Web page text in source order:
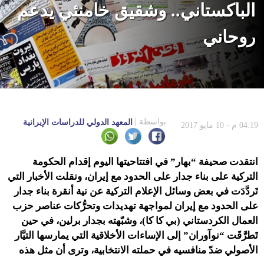
الباكستاني.. وشقيق خامنئي يدعم
روحاني
04:19 م - 10 مايو 2017 بواسطة المعهد الدولي للدراسات الإيرانية
انتقدت صحيفة “بهار” في افتتاحيتها اليوم إقدام الحكومة
التركية على بناء جدار على الحدود مع إيران، ونقلت الأخبار التي
تَردَّدَت في بعض وسائل الإعلام التركية عن نية أنقرة بناء جدار
على الحدود مع إيران لمواجهة تهديدات وتحرُّكات عناصر حزب
العمال الكردستاني (بي كا كا)، وشبّهته بجدار برلين، في حين
تَطرَّقَت “نوآوران” إلى الإساءات الأخلاقية التي يمارسها التيَّار
الأصولي ضدّ منافسيه في حملته الانتخابية، وترى أن مثل هذه